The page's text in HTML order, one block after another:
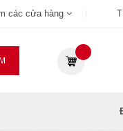
các cửa hàng